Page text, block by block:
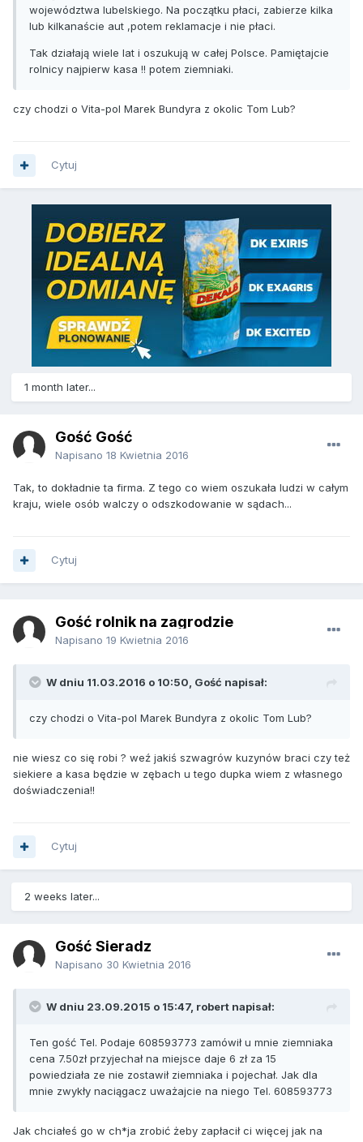
województwa lubelskiego. Na początku płaci, zabierze kilka
lub kilkanaście aut ,potem reklamacje i nie płaci.
Tak działają wiele lat i oszukują w całej Polsce. Pamiętajcie
rolnicy najpierw kasa !! potem ziemniaki.
czy chodzi o Vita-pol Marek Bundyra z okolic Tom Lub?
Cytuj
1 month later...
Gość Gość
Napisano 18 Kwietnia 2016
Tak, to dokładnie ta firma. Z tego co wiem oszukała ludzi w całym
kraju, wiele osób walczy o odszkodowanie w sądach...
Cytuj
Gość rolnik na zagrodzie
Napisano 19 Kwietnia 2016
W dniu 11.03.2016 o 10:50, Gość napisał:
czy chodzi o Vita-pol Marek Bundyra z okolic Tom Lub?
nie wiesz co się robi ? weź jakiś szwagrów kuzynów braci czy też
siekiere a kasa będzie w zębach u tego dupka wiem z własnego
doświadczenia!!
Cytuj
2 weeks later...
Gość Sieradz
Napisano 30 Kwietnia 2016
W dniu 23.09.2015 o 15:47, robert napisał:
Ten gość Tel. Podaje 608593773 zamówił u mnie ziemniaka
cena 7.50zł przyjechał na miejsce daje 6 zł za 15
powiedziała ze nie zostawił ziemniaka i pojechał. Jak dla
mnie zwykły naciągacz uważajcie na niego Tel. 608593773
Jak chciałeś go w ch*ja zrobić żeby zapłacił ci więcej jak na